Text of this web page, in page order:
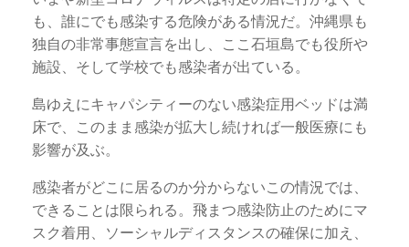
も、誰にでも感染する危険がある情況だ。沖縄県も
独自の非常事態宣言を出し、ここ石垣島でも役所や
施設、そして学校でも感染者が出ている。
島ゆえにキャパシティーのない感染症用ベッドは満
床で、このまま感染が拡大し続ければ一般医療にも
影響が及ぶ。
感染者がどこに居るのか分からないこの情況では、
できることは限られる。飛まつ感染防止のためにマ
スク着用、ソーシャルディスタンスの確保に加え、